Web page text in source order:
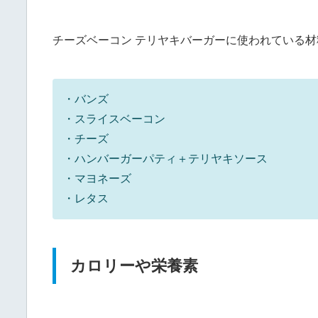
チーズベーコン テリヤキバーガーに使われている材
・バンズ
・スライスベーコン
・チーズ
・ハンバーガーパティ＋テリヤキソース
・マヨネーズ
・レタス
カロリーや栄養素